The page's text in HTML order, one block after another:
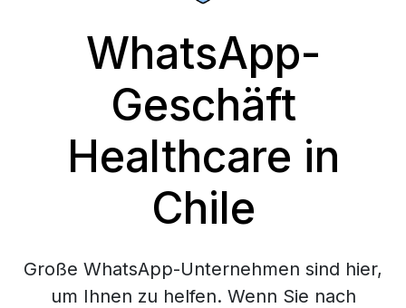
WhatsApp-
Geschäft
Healthcare in
Chile
Große WhatsApp-Unternehmen sind hier,
um Ihnen zu helfen. Wenn Sie nach